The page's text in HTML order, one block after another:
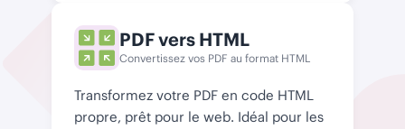
PDF vers HTML
Convertissez vos PDF au format HTML
Transformez votre PDF en code HTML
propre, prêt pour le web. Idéal pour les